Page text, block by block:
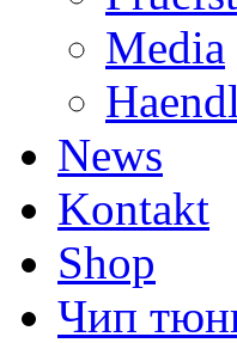
Media
News
Kontakt
Shop
Чип